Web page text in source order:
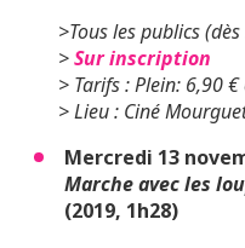
>Tous les publics
>Sur inscription
> Tarifs :Plein: 6,90 €
> Lieu : Ciné
Mercredi 13
Marche avec les
(2019, 1h28)